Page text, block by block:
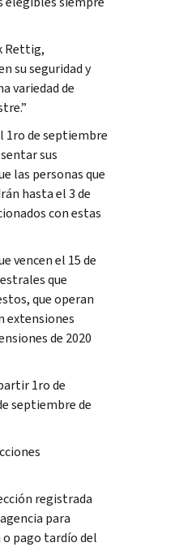
Rettig,
su seguridad y
variedad de
1ro de septiembre
sus
las personas que
hasta el 3 de
con estas
vencen el 15 de
que
que operan
extensiones
de 2020
1ro de
septiembre de
registrada
para
pago tardío del